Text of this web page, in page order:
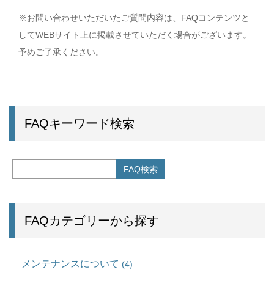
※お問い合わせいただいたご質問内容は、FAQコンテンツと
してWEBサイト上に掲載させていただく場合がございます。
予めご了承ください。
FAQキーワード検索
FAQカテゴリーから探す
メンテナンスについて (4)